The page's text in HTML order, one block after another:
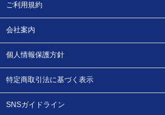
ご利用規約
会社案内
個人情報保護方針
特定商取引法に基づく表示
SNSガイドライン